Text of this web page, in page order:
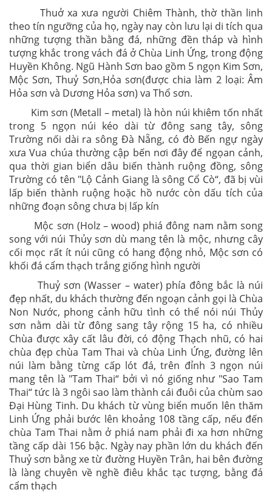
Thuở xa xưa người Chiêm Thành, thờ thần linh
theo tín ngưỡng của họ, ngày nay còn lưu lại di tích qua
những tượng thần bằng đá, những đền tháp và hình
tượng khắc trong vách đá ở Chùa Linh Ứng, trong động
Huyền Không. Ngũ Hành Sơn bao gồm 5 ngọn Kim Sơn,
Mộc Sơn, Thuỷ Sơn,Hỏa sơn(được chia làm 2 loại: Âm
Hỏa sơn và Dương Hỏa sơn) va Thổ sơn.
Kim sơn (Metall – metal) là hòn núi khiêm tốn nhất
trong 5 ngọn núi kéo dài từ đông sang tây, sông
Trường nối dài ra sông Đà Nẵng, có đò Bến ngự ngày
xưa Vua chúa thường cập bến nơi đây để ngọan cảnh,
qua thời gian biển dâu biến thành ruộng đồng, sông
Trường có tên "Lộ Cảnh Giang là sông Cổ Cò“, đã bị vùi
lấp biến thành ruộng hoặc hồ nước còn dấu tích của
những đoạn sông chưa bị lấp kín
Mộc sơn (Holz – wood) phiá đông nam nằm song
song với núi Thủy sơn dù mang tên là mộc, nhưng cây
cối mọc rất ít núi cũng có hang động nhỏ, Mộc sơn có
khối đá cẩm thạch trắng giống hình người
Thuỷ sơn (Wasser – water) phía đông bắc là núi
đẹp nhất, du khách thường đến ngoạn cảnh gọi là Chùa
Non Nước, phong cảnh hữu tình có thể nói núi Thủy
sơn nằm dài từ đông sang tây rộng 15 ha, có nhiều
Chùa được xây cất lâu đời, có động Thạch nhũ, có hai
chùa đẹp chùa Tam Thai và chùa Linh Ứng, đường lên
núi làm bằng từng cấp lót đá, trên đỉnh 3 ngọn núi
mang tên là "Tam Thai“ bởi vì nó giống như "Sao Tam
Thai“ tức là 3 ngôi sao làm thành cái đuôi của chùm sao
Đại Hùng Tinh. Du khách từ vùng biển muốn lên thăm
Linh Ứng phải bước lên khoảng 108 tầng cấp, nếu đến
chùa Tam Thai nằm ở phiá nam phải đi xa hơn những
tầng cấp dài 156 bậc. Ngày nay phần lớn du khách đến
Thuỷ sơn bằng xe từ đường Huyền Trân, hai bên đường
là làng chuyên về nghề điêu khắc tạc tượng, bằng đá
cẩm thạch